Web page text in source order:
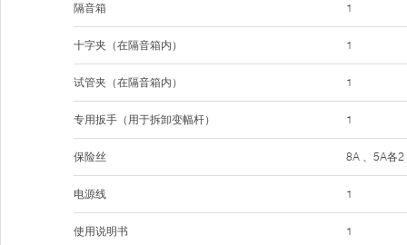
隔音箱
十字夹（在隔音箱内）
试管夹（在隔音箱内）
专用扳手（用于拆卸变幅杆）
保险丝
电源线
使用说明书
1
1
1
1
8A 、5A各2
1
1